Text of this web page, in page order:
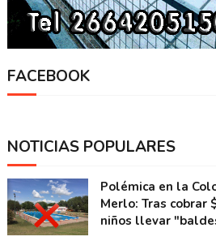
FACEBOOK
NOTICIAS POPULARES
Polémica en la
Merlo: Tras cobrar
niños llevar